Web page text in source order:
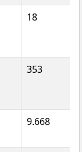
18
353
9.668